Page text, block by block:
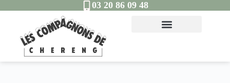
03 20 86 09 48